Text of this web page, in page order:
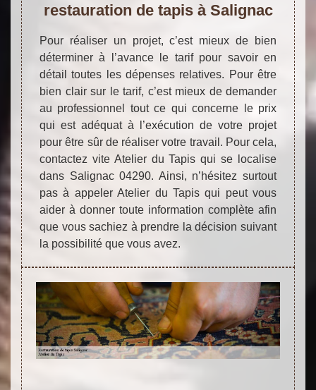
restauration de tapis à Salignac
Pour réaliser un projet, c’est mieux de bien
déterminer à l’avance le tarif pour savoir en
détail toutes les dépenses relatives. Pour être
bien clair sur le tarif, c’est mieux de demander
au professionnel tout ce qui concerne le prix
qui est adéquat à l’exécution de votre projet
pour être sûr de réaliser votre travail. Pour cela,
contactez vite Atelier du Tapis qui se localise
dans Salignac 04290. Ainsi, n’hésitez surtout
pas à appeler Atelier du Tapis qui peut vous
aider à donner toute information complète afin
que vous sachiez à prendre la décision suivant
la possibilité que vous avez.